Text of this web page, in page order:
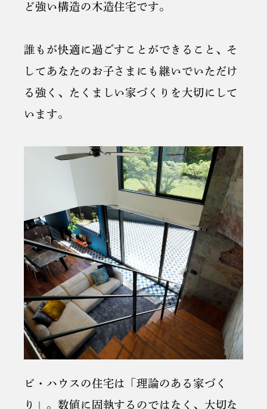
ど強い構造の木造住宅です。
誰もが快適に過ごすことができること、そ
してあなたのお子さまにも継いでいただけ
る強く、たくましい家づくりを大切にして
います。
ビ・ハウスの住宅は「理論のある家づく
り」。 数値に固執するのではなく、 大切な